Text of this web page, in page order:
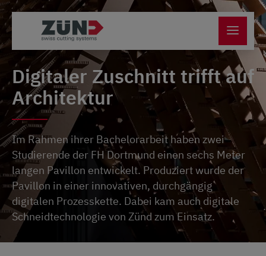
Digitaler Zuschnitt trifft auf
Architektur
Im Rahmen ihrer Bachelorarbeit haben zwei
Studierende der FH Dortmund einen sechs Meter
langen Pavillon entwickelt. Produziert wurde der
Pavillon in einer innovativen, durchgängig
digitalen Prozesskette. Dabei kam auch digitale
Schneidtechnologie von Zünd zum Einsatz.